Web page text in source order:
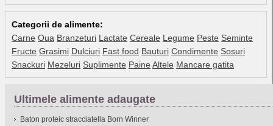
Categorii de alimente:
Carne Oua Branzeturi Lactate Cereale Legume Peste Seminte
Fructe Grasimi Dulciuri Fast food Bauturi Condimente Sosuri
Snackuri Mezeluri Suplimente Paine Altele Mancare gatita
Ultimele alimente adaugate
Baton proteic stracciatella Born Winner